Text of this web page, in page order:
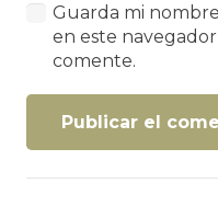
Guarda mi
en este
comente.
Publicar el